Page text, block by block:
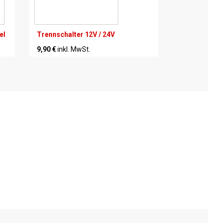
Trennschalter 12V / 24V
9,90 € inkl. MwSt.